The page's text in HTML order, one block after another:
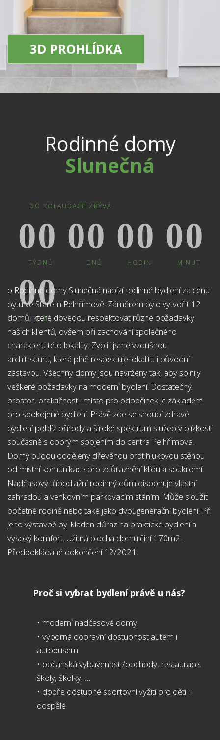
3D PROHLÍDKA
Rodinné domy
Slunečná
DO KOLAUDACE ZBÝVÁ
TÝDNŮ
00
DNŮ
00
HODIN
00
MINUT
00
VTEŘIN
00
o Rodinné domy Slunečná nabízí rodinné bydlení za cenu
bytu ve Starém Pelhřimově. Záměrem bylo vytvořit 12
domů, které dovedou respektovat různé požadavky
našich klientů, ovšem při zachování společného
charakteru této lokality. Zvolili jsme vzdušnou
architekturu, která plně respektuje lokalitu i původní
zástavbu. Všechny domy jsou navrženy tak, aby splnily
veškeré požadavky na moderní bydlení. Dostatečný
prostor, praktičnost i místo pro odpočinek je základem
pro spokojené bydlení. Právě zde se snoubí zdravé
bydlení poblíž přírody a široké spektrum služeb v blízkosti
současně s dobrým spojením do centra Pelhřimova.
Domy budou odděleny dřevěnou protihlukovou stěnou
od místní komunikace pro zdůraznění klidu a soukromí.
Nadčasový třípodlažní rodinný dům disponuje vlastní
zahradou a venkovním parkovacím stáním. Může sloužit
početné rodině nebo také jako dvougenerační bydlení. Při
jeho výstavbě byl kladen důraz na praktické bydlení a
vysoký komfort. Užitná plocha domu činí 170m2.
Předpokládané dokončení 12/2021.
Proč si vybrat bydlení právě u nás?
• moderní nadčasové domy
• výborná dopravní dostupnost autem i
autobusem
• občanská vybavenost /obchody, restaurace,
školy, školky, …
• dobře dostupné sportovní vyžití pro děti i
dospělé